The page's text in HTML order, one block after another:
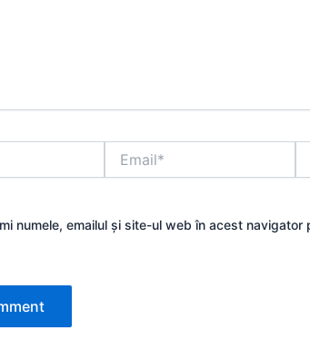
numele, emailul și site-ul web în acest